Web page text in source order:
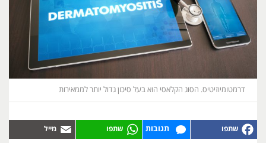
דרמטומיוזיטיס. הסוג הקלאסי הוא בעל סיכון גדול יותר לממאירות
תגובות